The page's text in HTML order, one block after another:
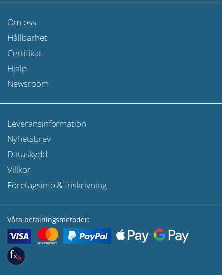
Om oss
Hållbarhet
Certifikat
Hjälp
Newsroom
Leveransinformation
Nyhetsbrev
Dataskydd
Villkor
Företagsinfo & friskrivning
Våra betalningsmetoder: